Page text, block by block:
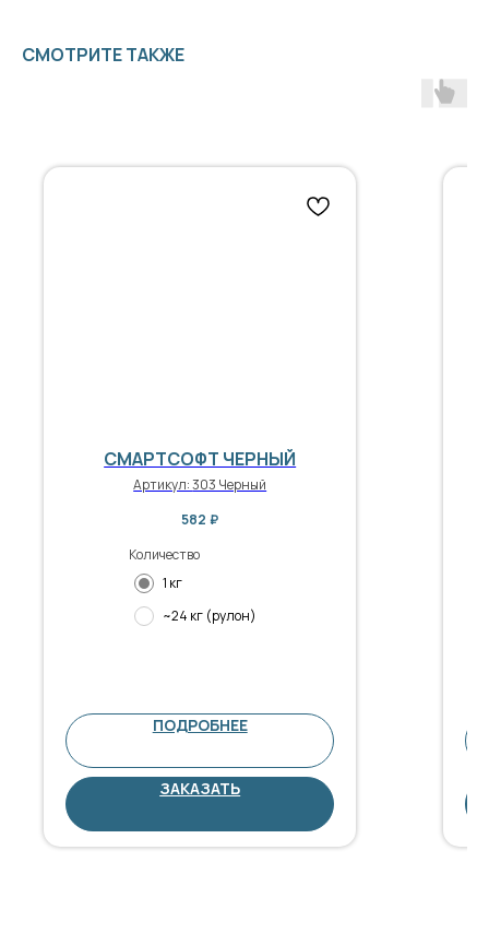
СМОТРИТЕ ТАКЖЕ
СМАРТСОФТ ЧЕРНЫЙ
Артикул:303 Черный
582 ₽
Количество
1 кг
~24 кг (рулон)
ПОДРОБНЕЕ
ЗАКАЗАТЬ